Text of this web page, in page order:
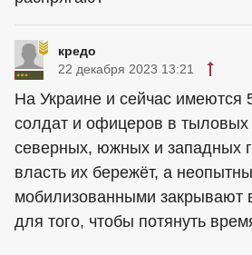
кредо
22 декабря 2023 13:21
На Украине и сейчас имеются
солдат и офицеров в тыловых
северных, южных и западных
власть их бережёт, а
мобилизованными закрывают
для того, чтобы потянуть